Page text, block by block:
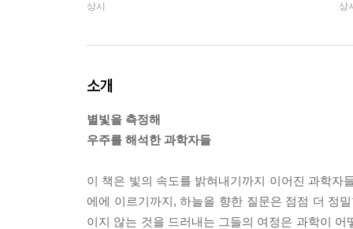
상시 상
소개
별빛을 측정해
우주를 해석한 과학자들
이 책은 빛의 속도를 밝혀내기까지 이어진 과학자
에에 이르기까지, 하늘을 향한 질문은 점점 더 정
이지 않는 것을 드러내는 그들의 여정은 과학이